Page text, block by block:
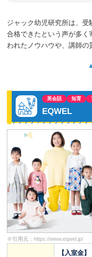
トさながらで
た。
ジャック幼児研究所は、
合格できたという声が多
われたノウハウや、講師の
英会話 知育
EQWEL
※引用元： https://www.eqwel.jp/
【入室金】